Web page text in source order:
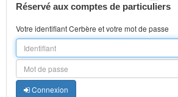
Réservé aux comptes de particuliers
Votre identifiant Cerbère et votre mot de passe
Connexion